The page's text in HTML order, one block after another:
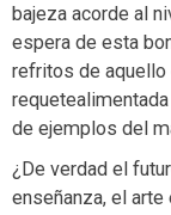
bajeza acorde al
espera de esta
refritos de aquello
de ejemplos del
¿De verdad el
enseñanza, el